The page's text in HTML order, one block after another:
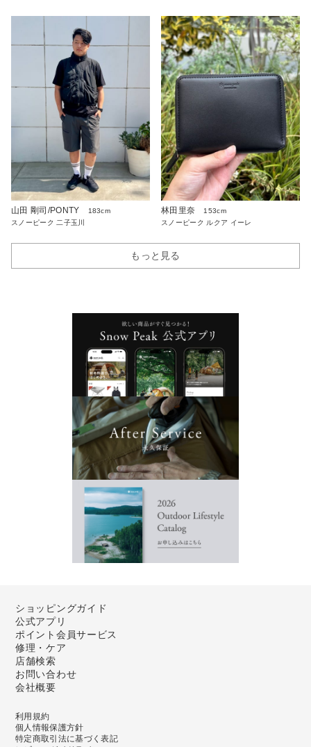
山田 剛司/PONTY
183cm
スノーピーク 二子玉川
林田里奈
153cm
スノーピーク ルクア イーレ
もっと見る
ショッピングガイド
公式アプリ
ポイント会員サービス
修理・ケア
店舗検索
お問い合わせ
会社概要
利用規約
個人情報保護方針
特定商取引法に基づく表記